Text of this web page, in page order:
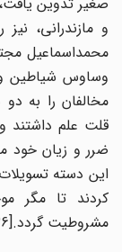
و مازندرانی،
محمداسماعیل
مخالفان را به
قلت علم داشتند
ضرر و زیان خود
این دسته
کردند تا مگر
مشروطیت گردد.[36]